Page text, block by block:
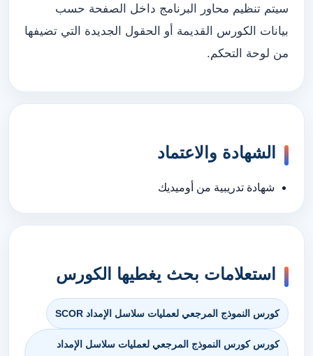
سيتم تنظيم محاور البرنامج داخل الصفحة حسب
بيانات الكورس القديمة أو الحقول الجديدة التي تضيفها
من لوحة التحكم.
الشهادة والاعتماد
شهادة تدريبية من أوميديك
استعلامات بحث يغطيها الكورس
كورس النموذج المرجعي لعمليات سلاسل الإمداد SCOR
كورس كورس النموذج المرجعي لعمليات سلاسل الإمداد